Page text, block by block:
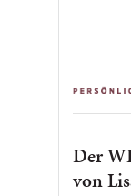
Der
von